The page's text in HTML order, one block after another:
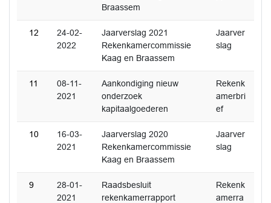
Braassem
12
24-02-
2022
Jaarverslag 2021
Rekenkamercommissie
Kaag en Braassem
Jaarver
slag
11
08-11-
2021
Aankondiging nieuw
onderzoek
kapitaalgoederen
Rekenk
amerbri
ef
10
16-03-
2021
Jaarverslag 2020
Rekenkamercommissie
Kaag en Braassem
Jaarver
slag
9
28-01-
2021
Raadsbesluit
rekenkamerrapport
Rekenk
amerra